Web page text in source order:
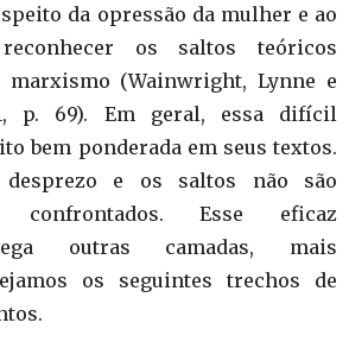
da opressão da mulher e ao
os saltos teóricos
(Wainwright, Lynne e
p. 69). Em geral, essa difícil
bem ponderada em seus textos.
e os saltos não são
confrontados. Esse eficaz
outras camadas, mais
os seguintes trechos de